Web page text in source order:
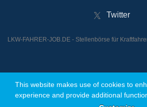
Twitter
LKW-FAHRER-JOB.DE - Stellenbörse für
© 2026 Powered by JOBREAKTOR UG
This website makes use of cookies to
experience and provide additional